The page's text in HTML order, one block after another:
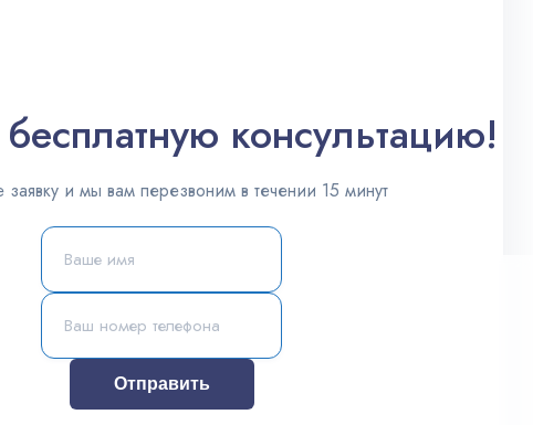
консультацию!
заявку и мы вам перезвоним в течении 15 минут
Отправить